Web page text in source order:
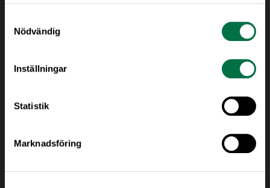
Nödvändig
Inställningar
Statistik
Marknadsföring